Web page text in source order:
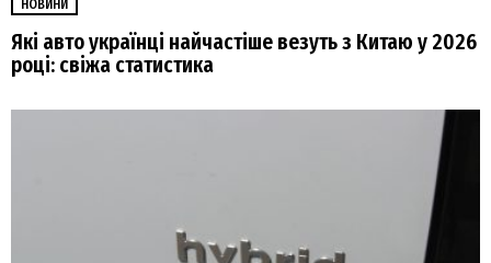
НОВИНИ
Які авто українці найчастіше везуть з Китаю у 2026
році: свіжа статистика